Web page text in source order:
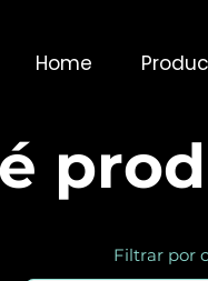
Home
Filtrar por